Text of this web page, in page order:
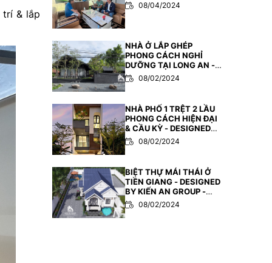
& lắp
08/04/2024
NHÀ Ở LẮP GHÉP
PHONG CÁCH NGHỈ
DƯỠNG TẠI LONG AN -
KIẾN AN GROUP - Design
& Build
08/02/2024
NHÀ PHỐ 1 TRỆT 2 LẦU
PHONG CÁCH HIỆN ĐẠI
& CẦU KỲ - DESIGNED
BY KIẾN AN GROUP
08/02/2024
BIỆT THỰ MÁI THÁI Ở
TIỀN GIANG - DESIGNED
BY KIẾN AN GROUP -
Design & Build
08/02/2024